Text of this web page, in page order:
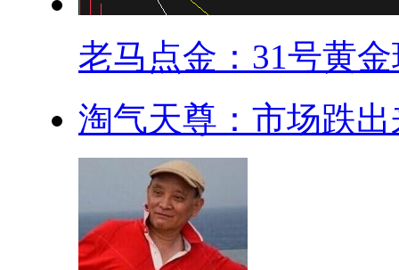
老马点金：31号黄金
淘气天尊：市场跌